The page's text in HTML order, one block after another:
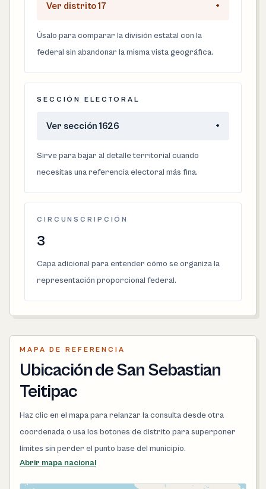
Ver distrito 17 +
Úsalo para comparar la división estatal con la
federal sin abandonar la misma vista geográfica.
SECCIÓN ELECTORAL
Ver sección 1626 +
Sirve para bajar al detalle territorial cuando
necesitas una referencia electoral más fina.
CIRCUNSCRIPCIÓN
3
Capa adicional para entender cómo se organiza la
representación proporcional federal.
MAPA DE REFERENCIA
Ubicación de San Sebastian
Teitipac
Haz clic en el mapa para relanzar la consulta desde otra
coordenada o usa los botones de distrito para superponer
límites sin perder el punto base del municipio.
Abrir mapa nacional